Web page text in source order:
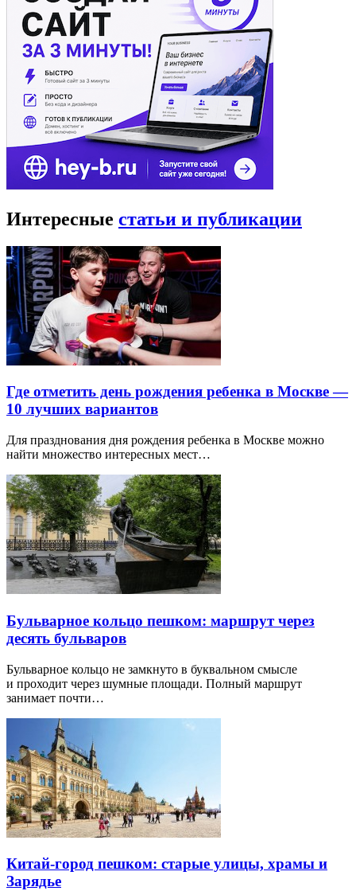
Интересные статьи и публикации
Где отметить день рождения ребенка в Москве —
10 лучших вариантов
Для празднования дня рождения ребенка в Москве можно
найти множество интересных мест…
Бульварное кольцо пешком: маршрут через
десять бульваров
Бульварное кольцо не замкнуто в буквальном смысле
и проходит через шумные площади. Полный маршрут
занимает почти…
Китай-город пешком: старые улицы, храмы и
Зарядье